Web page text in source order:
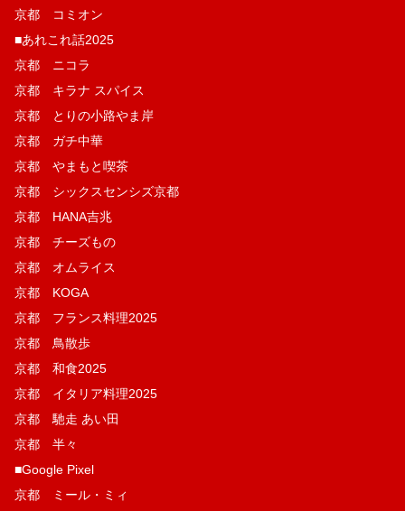
京都 コミオン
■あれこれ話2025
京都 ニコラ
京都 キラナ スパイス
京都 とりの小路やま岸
京都 ガチ中華
京都 やまもと喫茶
京都 シックスセンシズ京都
京都 HANA吉兆
京都 チーズもの
京都 オムライス
京都 KOGA
京都 フランス料理2025
京都 鳥散歩
京都 和食2025
京都 イタリア料理2025
京都 馳走 あい田
京都 半々
■Google Pixel
京都 ミール・ミィ